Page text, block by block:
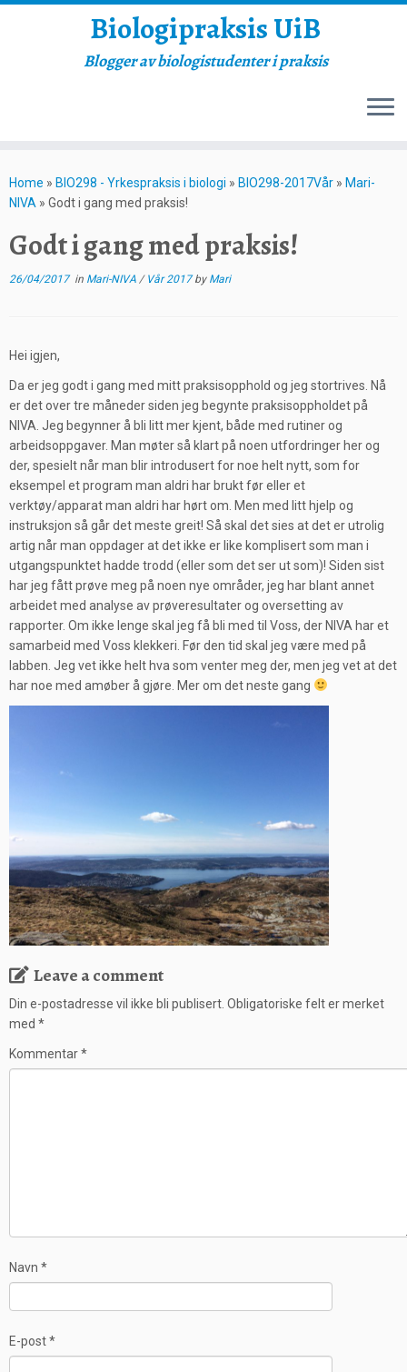
to
content
Biologipraksis UiB
Blogger av biologistudenter i praksis
Home » BIO298 - Yrkespraksis i biologi » BIO298-2017Vår » Mari-
NIVA » Godt i gang med praksis!
Godt i gang med praksis!
26/04/2017in Mari-NIVA / Vår 2017by Mari
Hei igjen,
Da er jeg godt i gang med mitt praksisopphold og jeg stortrives. Nå
er det over tre måneder siden jeg begynte praksisoppholdet på
NIVA. Jeg begynner å bli litt mer kjent, både med rutiner og
arbeidsoppgaver. Man møter så klart på noen utfordringer her og
der, spesielt når man blir introdusert for noe helt nytt, som for
eksempel et program man aldri har brukt før eller et
verktøy/apparat man aldri har hørt om. Men med litt hjelp og
instruksjon så går det meste greit! Så skal det sies at det er utrolig
artig når man oppdager at det ikke er like komplisert som man i
utgangspunktet hadde trodd (eller som det ser ut som)! Siden sist
har jeg fått prøve meg på noen nye områder, jeg har blant annet
arbeidet med analyse av prøveresultater og oversetting av
rapporter. Om ikke lenge skal jeg få bli med til Voss, der NIVA har et
samarbeid med Voss klekkeri. Før den tid skal jeg være med på
labben. Jeg vet ikke helt hva som venter meg der, men jeg vet at det
har noe med amøber å gjøre. Mer om det neste gang
Leave a comment
Din e-postadresse vil ikke bli publisert. Obligatoriske felt er merket
med *
Kommentar*
Navn *
E-post*